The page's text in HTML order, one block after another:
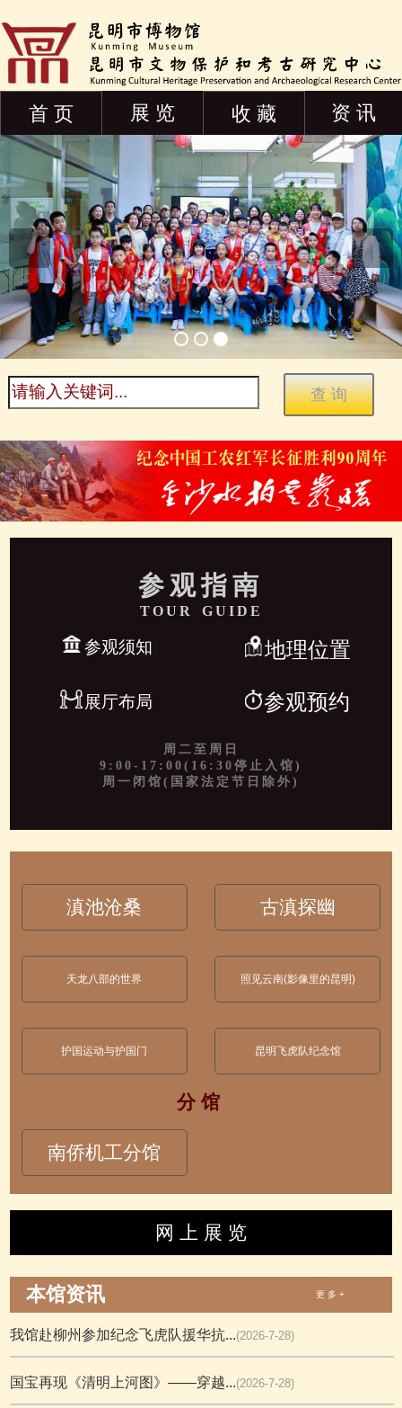
首 页 展 览 收 藏 资 讯
参观指南
TOUR GUIDE
参观须知 地理位置
展厅布局 参观预约
周二至周日
9:00-17:00(16:30停止入馆)
周一闭馆(国家法定节日除外)
滇池沧桑 古滇探幽
天龙八部的世界 照见云南(影像里的昆明)
护国运动与护国门 昆明飞虎队纪念馆
分 馆
南侨机工分馆
网 上 展 览
本馆资讯 更 多 +
我馆赴柳州参加纪念飞虎队援华抗...(2026-7-28)
国宝再现《清明上河图》——穿越...(2026-7-28)